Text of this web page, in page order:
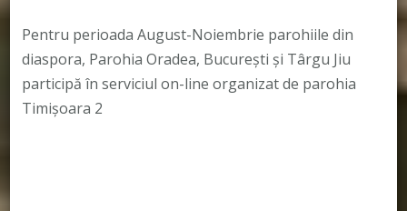
Pentru perioada August-Noiembrie parohiile din
diaspora, Parohia Oradea, București și Târgu Jiu
participă în serviciul on-line organizat de parohia
Timișoara 2